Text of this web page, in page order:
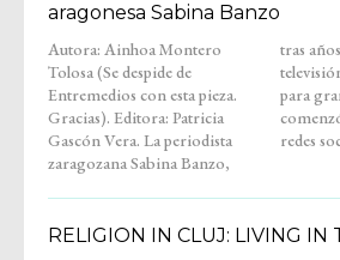
aragonesa Sabina Banzo
Autora: Ainhoa Montero
Tolosa (Se despide de
Entremedios con esta pieza.
Gracias). Editora: Patricia
Gascón Vera. La periodista
zaragozana Sabina Banzo,
tras años como reportera de
televisión y locutora de spots
para grandes marcas,
comenzó su andadura en
redes
RELIGION IN CLUJ: LIVING IN